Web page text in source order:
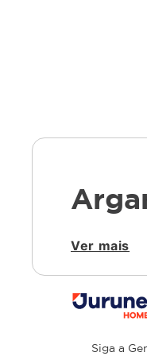
A
curadoria
Ver mais
Siga a